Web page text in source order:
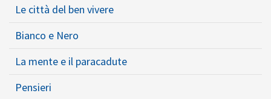
Le città del ben vivere
Bianco e Nero
La mente e il paracadute
Pensieri